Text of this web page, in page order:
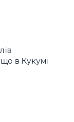
в Кукумі